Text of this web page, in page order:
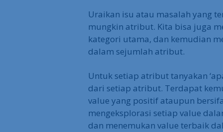
Uraikan isu atau masalah yang
mungkin atribut. Kita bisa juga
kategori utama, dan kemudian
dalam sejumlah atribut.
Untuk setiap atribut tanyakan
dari setiap atribut. Terdapat
value yang positif ataupun
mengeksplorasi setiap value
dan menemukan value terbaik